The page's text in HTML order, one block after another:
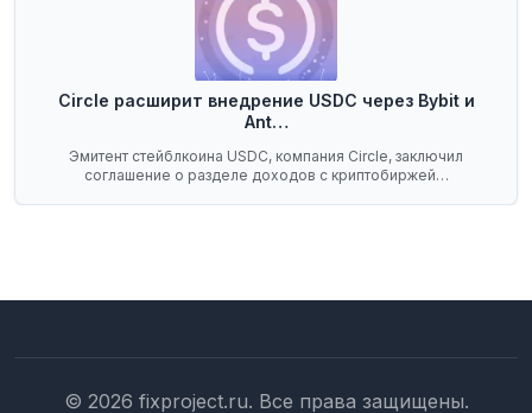
Circle расширит внедрение USDC через Bybit и
Ant…
Эмитент стейблкоина USDC, компания Circle, заключил
соглашение о разделе доходов с криптобиржей…
© 2026 fixproject.ru. Все права защищены.